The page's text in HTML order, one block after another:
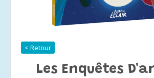
< Retour
Les Enquêtes